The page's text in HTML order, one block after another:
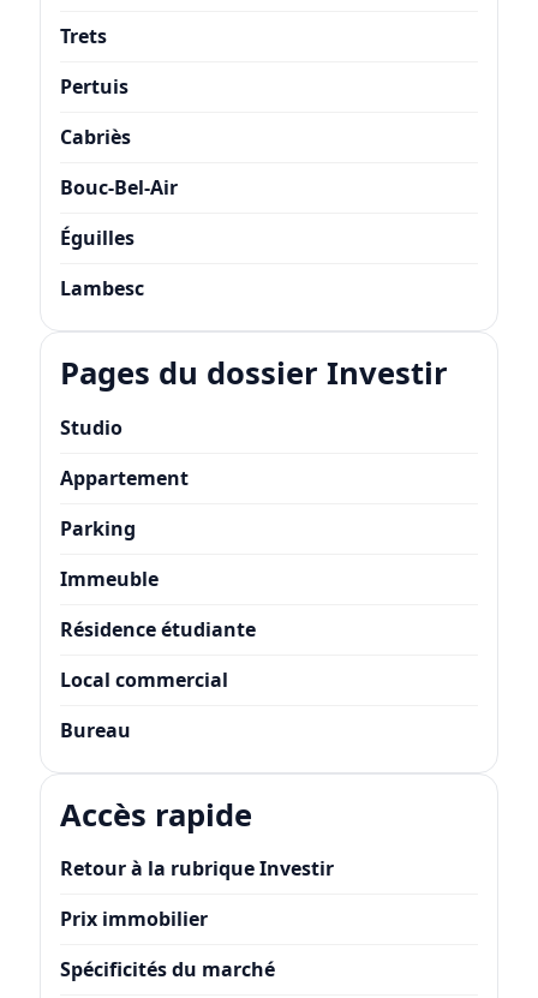
Trets
Pertuis
Cabriès
Bouc-Bel-Air
Éguilles
Lambesc
Pages du dossier Investir
Studio
Appartement
Parking
Immeuble
Résidence étudiante
Local commercial
Bureau
Accès rapide
Retour à la rubrique Investir
Prix immobilier
Spécificités du marché